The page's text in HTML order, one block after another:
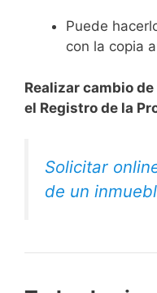
Puede
con la copia
Realizar cambio
el Registro de la
Solicitar
de un